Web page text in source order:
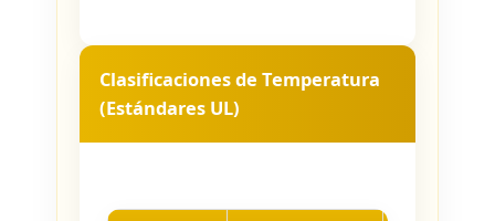
Clasificaciones de Temperatura
(Estándares UL)